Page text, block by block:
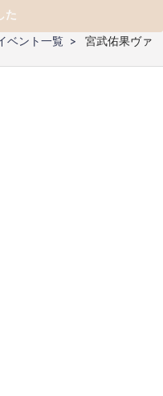
た
ベント一覧
宮武佑果ヴァ